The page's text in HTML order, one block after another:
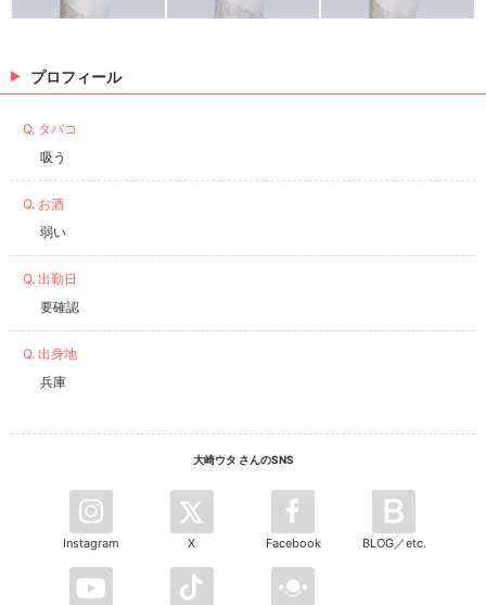
プロフィール
Q. タバコ
吸う
Q. お酒
弱い
Q. 出勤日
要確認
Q. 出身地
兵庫
大崎ウタ さんのSNS
Instagram X Facebook BLOG／etc.